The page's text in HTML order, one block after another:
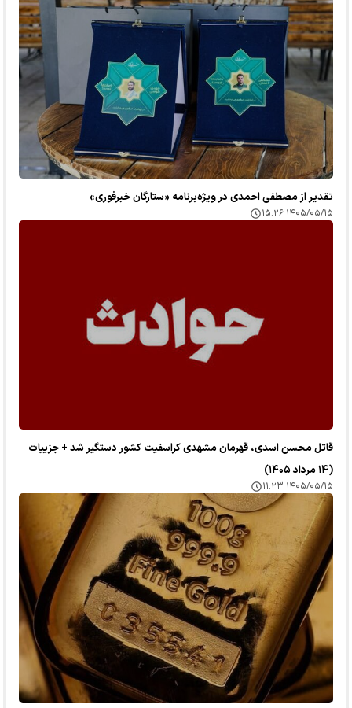
تقدیر از مصطفی احمدی در ویژه‌برنامه «ستارگان خبرفوری»
۱۴۰۵/۰۵/۱۵ ۱۵:۲۶
قاتل محسن اسدی، قهرمان مشهدی کراسفیت کشور دستگیر شد + جزییات
(۱۴ مرداد ۱۴۰۵)
۱۴۰۵/۰۵/۱۵ ۱۱:۲۳